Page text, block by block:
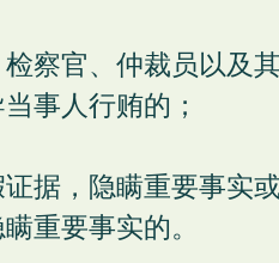
检察官、仲裁员以及
事人行贿的；
证据，隐瞒重要事实
重要事实的。